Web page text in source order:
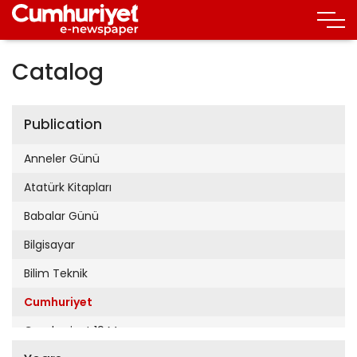
Catalog
Publication
Anneler Günü
Atatürk Kitapları
Babalar Günü
Bilgisayar
Bilim Teknik
Cumhuriyet
Cumhuriyet 19 Mayıs